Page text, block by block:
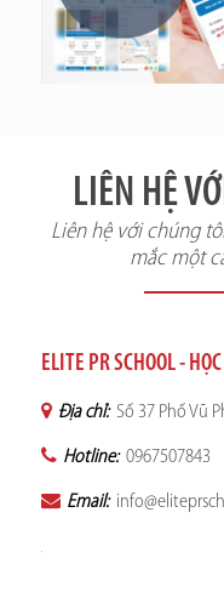
LIÊN HỆ
Liên hệ với chúng
mắc một
ELITE PR SCHOOL -
Địa chỉ: Số 37 Phố Vũ
Hotline: 0967507843
Email: